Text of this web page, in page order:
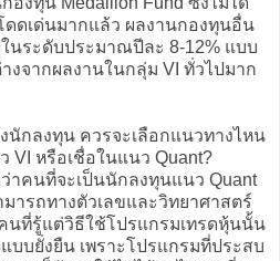
ดเด่นมากแล้ว ผลงานกองทุนอื่น
ในระดับประมาณปีละ 8-12% แบบ
งจากผลงานในกลุ่ม VI ทั่วไปมาก
นักลงทุน ควรจะเลือกแนวทางไหน
VI หรือเชื่อในแนว Quant?
าคนที่จะเป็นนักลงทุนแนว Quant
ารถทางตัวเลขและวิทยาศาสตร์
คนที่รู้แต่วิธีใช้โปรแกรมเทรดหุ้นนั้น
บบยั่งยืน เพราะโปรแกรมที่ประสบ